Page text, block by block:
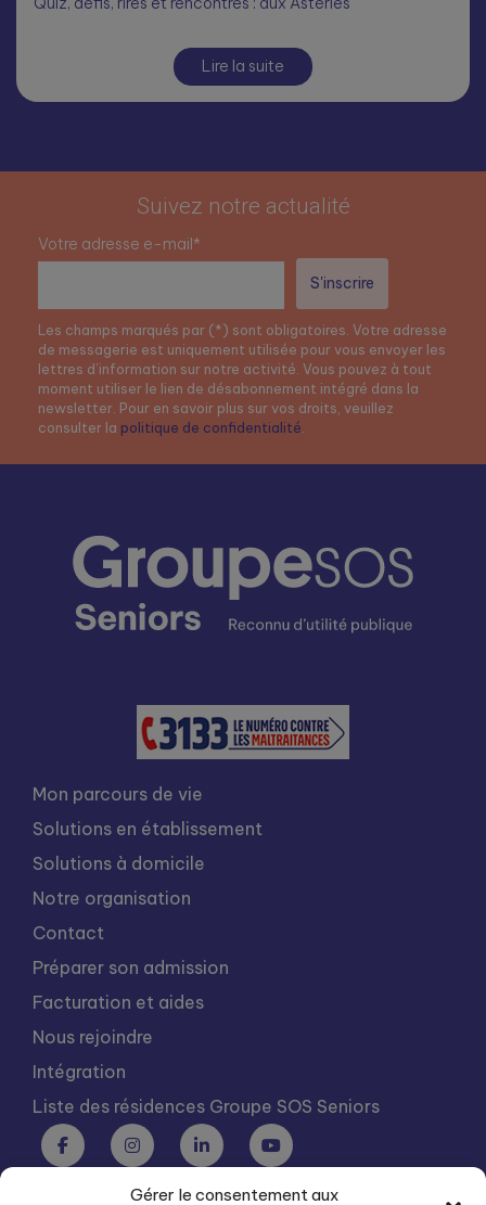
Gérer le consentement aux
Lire la suite
Suivez notre actualité
Votre adresse e-mail*
Les champs marqués par (*) sont obligatoires. Votre adresse
de messagerie est uniquement utilisée pour vous envoyer les
lettres d’information sur notre activité. Vous pouvez à tout
moment utiliser le lien de désabonnement intégré dans la
newsletter. Pour en savoir plus sur vos droits, veuillez
consulter la politique de confidentialité
Mon parcours de vie
Solutions en établissement
Solutions à domicile
Notre organisation
Contact
Préparer son admission
Facturation et aides
Nous rejoindre
Intégration
Liste des résidences Groupe SOS Seniors
Groupe SOS Seniors est une association du Groupe SOS